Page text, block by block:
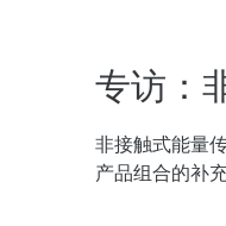
专访：
非接触式能量
产品组合的补